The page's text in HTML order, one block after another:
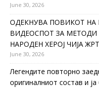
June 30, 2026
ОДЕКНУВА ПОВИКОТ
ВИДЕОСПОТ ЗА МЕТОДИ
НАРОДЕН ХЕРОЈ ЧИЈА
June 30, 2026
Легендите повторно
оригиналниот состав и ја